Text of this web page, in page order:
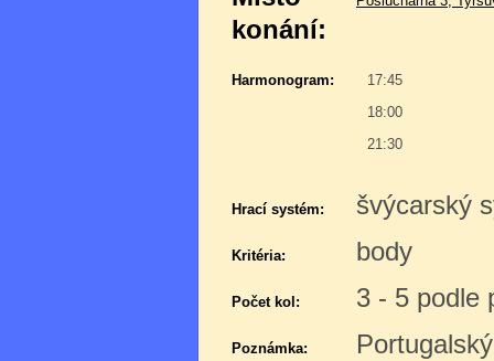
konání:
Harmonogram:
17:45
18:00
21:30
Hrací systém: švýcarský
Kritéria: body
Počet kol: 3 - 5 podle
Poznámka: